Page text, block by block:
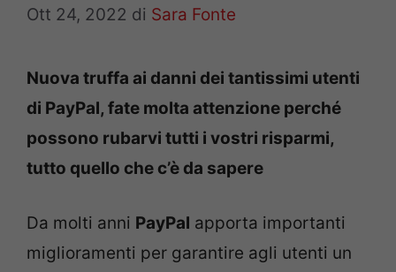
Ott 24, 2022 di Sara Fonte
Nuova truffa ai danni dei tantissimi utenti
di PayPal, fate molta attenzione perché
possono rubarvi tutti i vostri risparmi,
tutto quello che c’è da sapere
Da molti anni PayPal apporta importanti
miglioramenti per garantire agli utenti un